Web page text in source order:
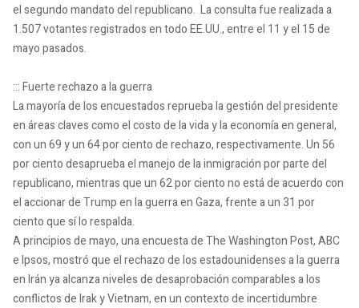
el segundo mandato del republicano. La consulta fue realizada a
1.507 votantes registrados en todo EE.UU., entre el 11 y el 15 de
mayo pasados.
::: Fuerte rechazo a la guerra
La mayoría de los encuestados reprueba la gestión del presidente
en áreas claves como el costo de la vida y la economía en general,
con un 69 y un 64 por ciento de rechazo, respectivamente. Un 56
por ciento desaprueba el manejo de la inmigración por parte del
republicano, mientras que un 62 por ciento no está de acuerdo con
el accionar de Trump en la guerra en Gaza, frente a un 31 por
ciento que sí lo respalda.
A principios de mayo, una encuesta de The Washington Post, ABC
e Ipsos, mostró que el rechazo de los estadounidenses a la guerra
en Irán ya alcanza niveles de desaprobación comparables a los
conflictos de Irak y Vietnam, en un contexto de incertidumbre